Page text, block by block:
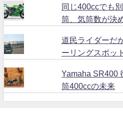
同じ400ccでも
筒、気筒数が決
道民ライダーだ
ーリングスポッ
Yamaha SR400
筒400ccの未来